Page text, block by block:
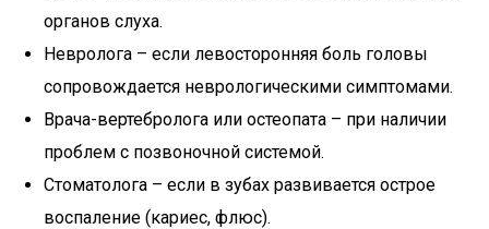
органов слуха.
Невролога – если левосторонняя боль головы
сопровождается неврологическими симптомами.
Врача-вертебролога или остеопата – при наличии
проблем с позвоночной системой.
Стоматолога – если в зубах развивается острое
воспаление (кариес, флюс).